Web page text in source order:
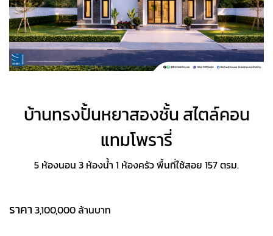
บ้านทรงปั้นหยาสองชั้น สไตล์คอน
แทมโพรารี่
5 ห้องนอน 3 ห้องน้ำ 1 ห้องครัว พื้นที่ใช้สอย 157 ตรม.
ราคา3,100,000 ล้านบาท